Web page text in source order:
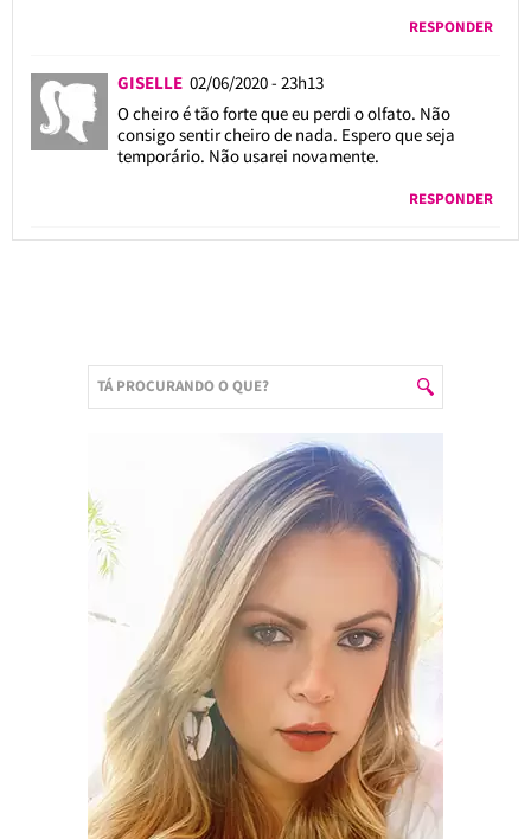
RESPONDER
GISELLE 02/06/2020 - 23h13
O cheiro é tão forte que eu perdi o olfato. Não
consigo sentir cheiro de nada. Espero que seja
temporário. Não usarei novamente.
RESPONDER